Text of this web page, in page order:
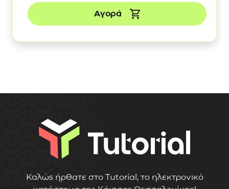
Αγορά
Καλώς ήρθατε στο Tutorial, το ηλεκτρονικό